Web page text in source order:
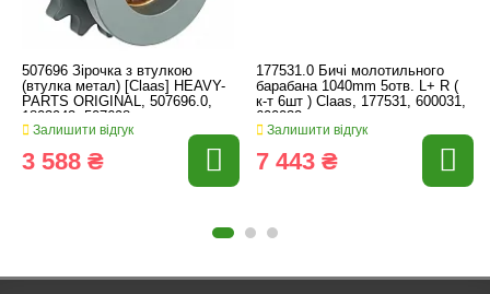
507696 Зірочка з втулкою
(втулка метал) [Claas] HEAVY-
PARTS ORIGINAL, 507696.0,
1803942, 507698
Залишити відгук
3 588 ₴
177531.0 Бичі молотильного
барабана 1040mm 5отв. L+ R (
к-т 6шт ) Claas, 177531, 600031,
600032
Залишити відгук
7 443 ₴